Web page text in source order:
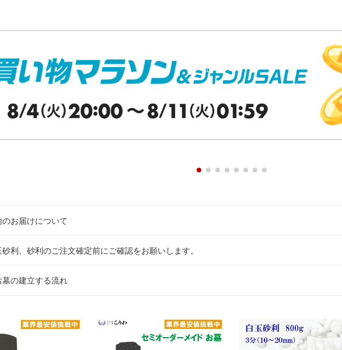
お届けについて
砂利、砂利のご注文確定前にご確認をお願いします。
墓の建立する流れ